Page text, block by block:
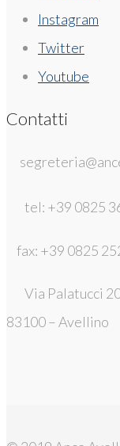
Instagram
Twitter
Youtube
Contatti
tel: +39 0825
fax: +39 0825
Via Palatucci
83100 – Avellino